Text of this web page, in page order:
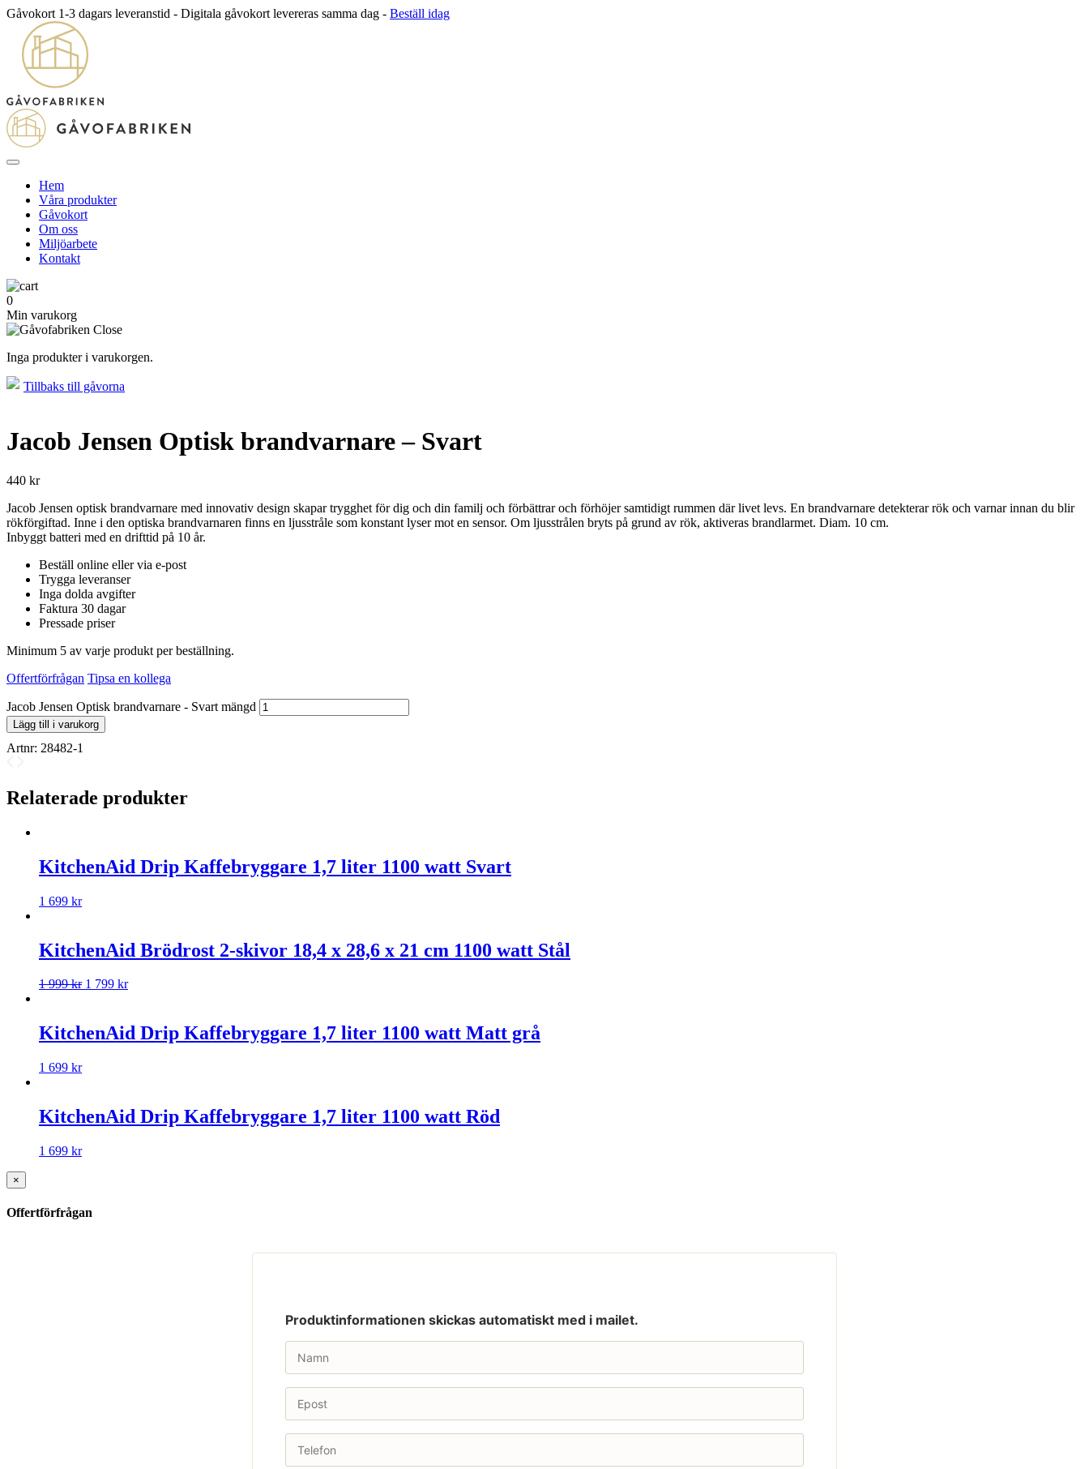
Gåvokort 1-3 dagars leveranstid - Digitala gåvokort levereras samma dag - Beställ idag
Hem
Våra produkter
Gåvokort
Om oss
Miljöarbete
Kontakt
0
Min varukorg
Inga produkter i varukorgen.
Tillbaks till gåvorna
Jacob Jensen Optisk brandvarnare – Svart
440 kr
Jacob Jensen optisk brandvarnare med innovativ design skapar trygghet för dig och din familj och förbättrar och förhöjer samtidigt rummen där livet levs. En brandvarnare detekterar rök och varnar innan du blir
rökförgiftad. Inne i den optiska brandvarnaren finns en ljusstråle som konstant lyser mot en sensor. Om ljusstrålen bryts på grund av rök, aktiveras brandlarmet. Diam. 10 cm.
Inbyggt batteri med en drifttid på 10 år.
Beställ online eller via e-post
Trygga leveranser
Inga dolda avgifter
Faktura 30 dagar
Pressade priser
Minimum 5 av varje produkt per beställning.
Offertförfrågan Tipsa en kollega
Jacob Jensen Optisk brandvarnare - Svart mängd
Lägg till i varukorg
Artnr: 28482-1
Relaterade produkter
KitchenAid Drip Kaffebryggare 1,7 liter 1100 watt Svart
1 699 kr
KitchenAid Brödrost 2-skivor 18,4 x 28,6 x 21 cm 1100 watt Stål
1 999kr 1 799 kr
KitchenAid Drip Kaffebryggare 1,7 liter 1100 watt Matt grå
1 699 kr
KitchenAid Drip Kaffebryggare 1,7 liter 1100 watt Röd
1 699 kr
×
Offertförfrågan
Produktinformationen skickas automatiskt med i mailet.